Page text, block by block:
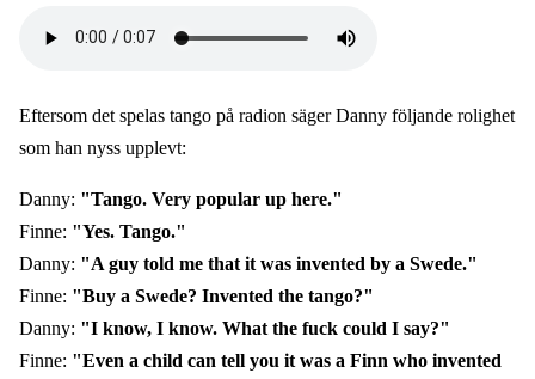
Eftersom det spelas tango på radion säger Danny följande rolighet
som han nyss upplevt:
Danny: "Tango. Very popular up here."
Finne: "Yes. Tango."
Danny: "A guy told me that it was invented by a Swede."
Finne: "Buy a Swede? Invented the tango?"
Danny: "I know, I know. What the fuck could I say?"
Finne: "Even a child can tell you it was a Finn who invented